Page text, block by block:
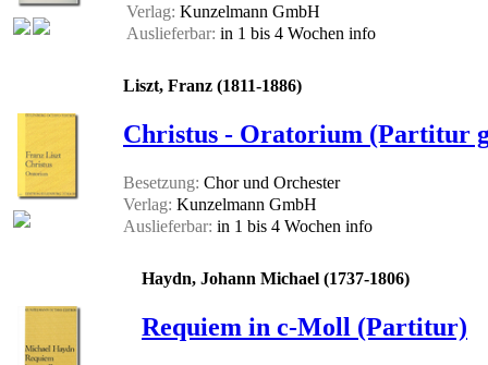
Verlag: Kunzelmann GmbH
Auslieferbar: in 1 bis 4 Wochen info
Liszt, Franz (1811-1886)
Christus - Oratorium (Partitur
Besetzung: Chor und Orchester
Verlag: Kunzelmann GmbH
Auslieferbar: in 1 bis 4 Wochen info
Haydn, Johann Michael (1737-1806)
Requiem in c-Moll (Partitur)